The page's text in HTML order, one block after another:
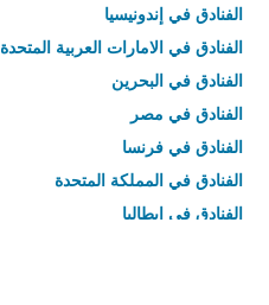
الفنادق في إندونيسيا
الفنادق في الامارات العربية المتحدة
الفنادق في البحرين
الفنادق في مصر
الفنادق في فرنسا
الفنادق في المملكة المتحدة
الفنادق في إيطاليا